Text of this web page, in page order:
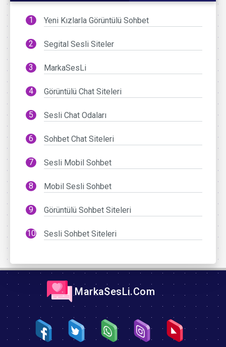
Yeni Kızlarla Görüntülü Sohbet
Segital Sesli Siteler
MarkaSesLi
Görüntülü Chat Siteleri
Sesli Chat Odaları
Sohbet Chat Siteleri
Sesli Mobil Sohbet
Mobil Sesli Sohbet
Görüntülü Sohbet Siteleri
Sesli Sohbet Siteleri
MarkaSesLi.Com